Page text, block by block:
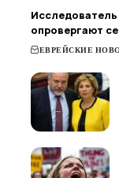
опровергают
ЕВРЕЙСКИЕ